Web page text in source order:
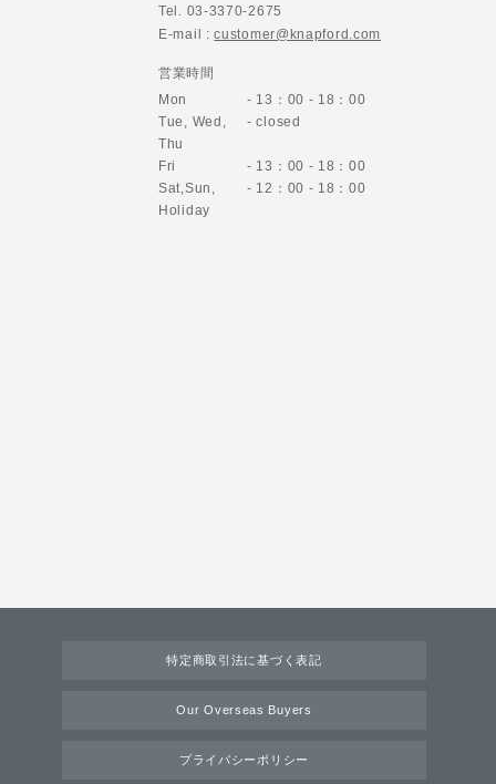
Tel. 03-3370-2675
E-mail :customer@knapford.com
営業時間
Mon
- 13：00 - 18：00
Tue, Wed,
Thu
- closed
Fri
- 13：00 - 18：00
Sat,Sun,
Holiday
- 12：00 - 18：00
特定商取引法に基づく表記
Our Overseas Buyers
プライバシーポリシー